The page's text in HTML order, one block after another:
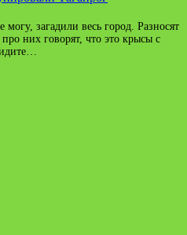
могу, загадили весь город. Разносят
про них говорят, что это крысы с